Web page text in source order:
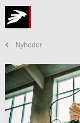
Nyheder